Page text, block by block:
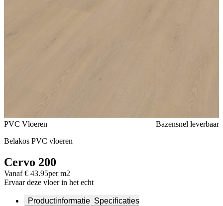
Voeg toe of verwijder Cervo 200 uit je favorieten
PVC Vloeren
Bazensnel leverbaar
Belakos PVC vloeren
Cervo 200
Vanaf € 43.95per m2
Ervaar deze vloer in het echt
Productinformatie Specificaties